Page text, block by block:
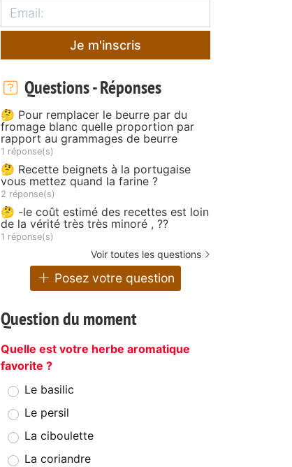
Je m'inscris
Questions - Réponses
🤔 Pour remplacer le beurre par du
fromage blanc quelle proportion par
rapport au grammages de beurre
1 réponse(s)
🤔 Recette beignets à la portugaise
vous mettez quand la farine ?
2 réponse(s)
🤔 -le coût estimé des recettes est loin
de la vérité très très minoré , ??
1 réponse(s)
Voir toutes les questions
Posez votre question
Question du moment
Quelle est votre herbe aromatique
favorite ?
Le basilic
Le persil
La ciboulette
La coriandre